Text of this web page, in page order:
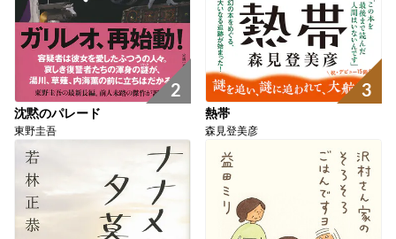
2
沈黙のパレード
東野圭吾
3
熱帯
森見登美彦